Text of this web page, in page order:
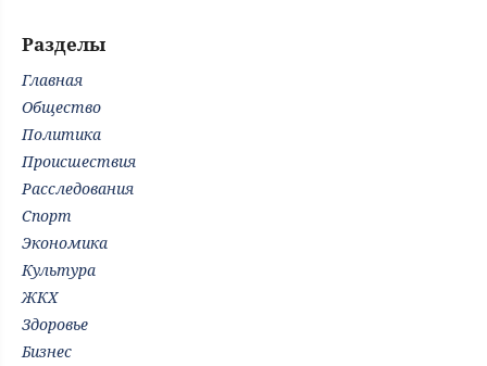
Разделы
Главная
Общество
Политика
Происшествия
Расследования
Спорт
Экономика
Культура
ЖКХ
Здоровье
Бизнес